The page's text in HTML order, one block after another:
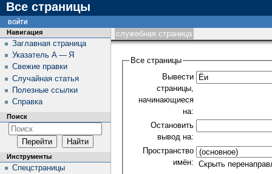
Все страницы
служебная страница
Все страницы
Вывести
страницы,
начинающиеся
на:
Остановить
вывод на:
Пространство
имён: Скрыть
Навигация
Заглавная страница
Указатель А — Я
Свежие правки
Случайная статья
Полезные ссылки
Справка
Поиск
Инструменты
Спецстраницы
войти